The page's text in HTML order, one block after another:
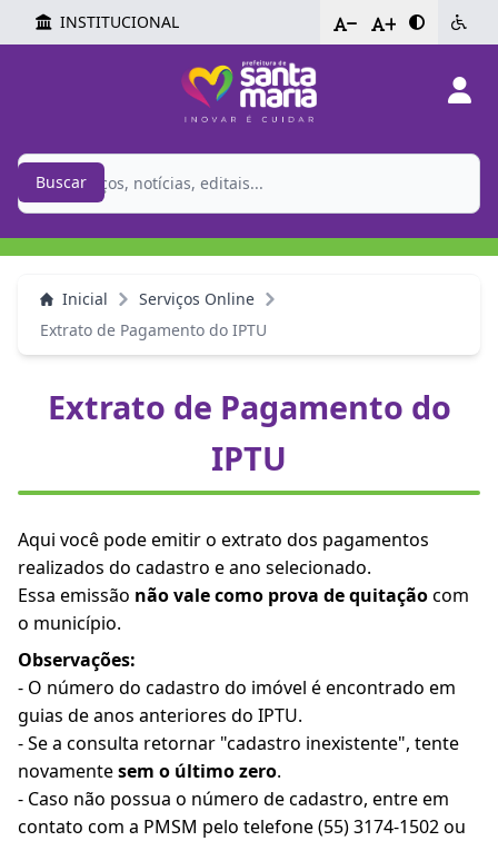
INSTITUCIONAL - +
Buscar
Inicial
Serviços Online
Extrato de Pagamento do IPTU
Extrato de Pagamento do
IPTU
Aqui você pode emitir o extrato dos pagamentos
realizados do cadastro e ano selecionado.
Essa emissão não vale como prova de quitaçãocom
o município.
Observações:
- O número do cadastro do imóvel é encontrado em
guias de anos anteriores do IPTU.
- Se a consulta retornar "cadastro inexistente", tente
novamentesem o último zero.
- Caso não possua o número de cadastro, entre em
contato com a PMSM pelo telefone (55) 3174-1502 ou